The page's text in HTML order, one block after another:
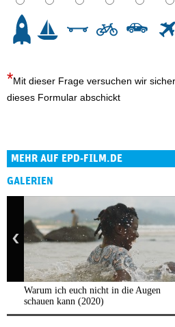
Mit dieser Frage versuchen wir
dieses Formular abschickt
MEHR AUF EPD-FILM.DE
GALERIEN
Warum ich euch nicht in die Augen
schauen kann (2020)